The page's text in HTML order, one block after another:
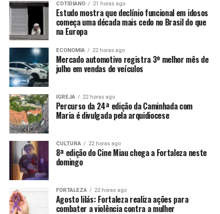
COTIDIANO 21 horas ago
Estudo mostra que declínio funcional em idosos
começa uma década mais cedo no Brasil do que
na Europa
ECONOMIA 22 horas ago
Mercado automotivo registra 3º melhor mês de
julho em vendas de veículos
IGREJA 22 horas ago
Percurso da 24ª edição da Caminhada com
Maria é divulgada pela arquidiocese
CULTURA 22 horas ago
8ª edição do Cine Miau chega a Fortaleza neste
domingo
FORTALEZA 22 horas ago
Agosto lilás: Fortaleza realiza ações para
combater a violência contra a mulher